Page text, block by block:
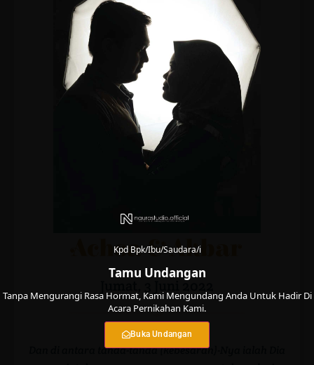
The Wedding Of
Achsa & Akbar
Jumat, 3 Juni 2022
Dan di antara tanda-tanda (kebesaran)-Nya ialah Dia
Kpd Bpk/Ibu/Saudara/i
Tamu Undangan
Tanpa Mengurangi Rasa Hormat, Kami Mengundang Anda Untuk Hadir Di
Acara Pernikahan Kami.
Buka Undangan